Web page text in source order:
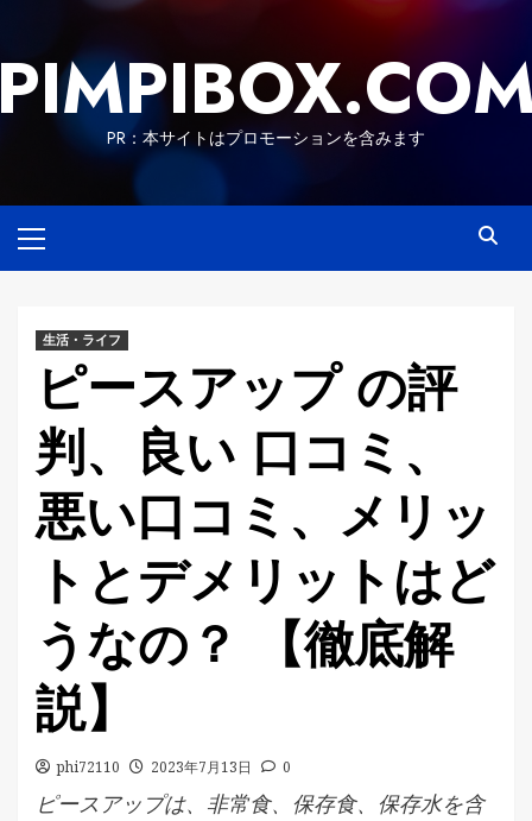
content
PR：本サイトはプロモーションを含みます
Menu
生活・ライフ
ピースアップ の評
判、良い 口コミ、
悪い口コミ、メリッ
トとデメリットはど
うなの？ 【徹底解
説】
phi72110 2023年7月13日 0
ピースアップは、非常食、保存食、保存水を含